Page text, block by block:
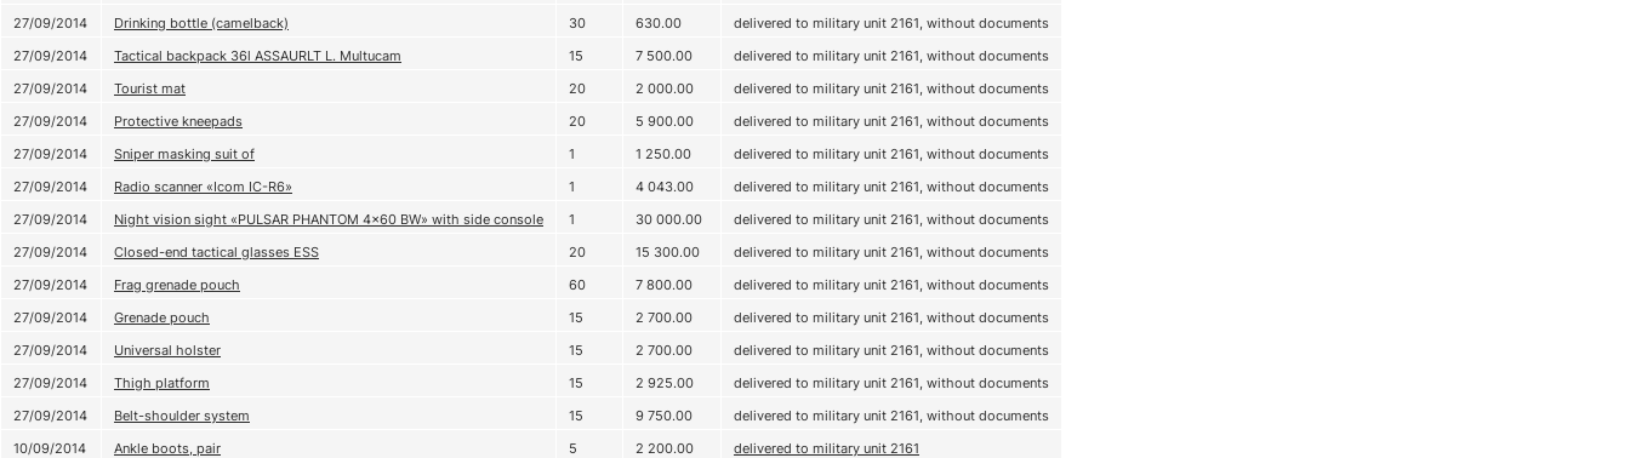
27/09/2014
Drinking bottle (camelback) 30 630.00
delivered to military unit 2161, without documents
27/09/2014
Tactical backpack 36l ASSAURLT L. Multucam 15 7 500.00
delivered to military unit 2161, without documents
27/09/2014
Tourist mat 20 2 000.00
delivered to military unit 2161, without documents
27/09/2014
Protective kneepads 20 5 900.00
delivered to military unit 2161, without documents
27/09/2014
Sniper masking suit of 1 1 250.00
delivered to military unit 2161, without documents
27/09/2014
Radio scanner «Icom IC-R6» 1 4 043.00
delivered to military unit 2161, without documents
27/09/2014
Night vision sight «PULSAR PHANTOM 4x60 BW» with side console 1 30 000.00
delivered to military unit 2161, without documents
27/09/2014
Closed-end tactical glasses ESS 20 15 300.00
delivered to military unit 2161, without documents
27/09/2014
Frag grenade pouch 60 7 800.00
delivered to military unit 2161, without documents
27/09/2014
Grenade pouch 15 2 700.00
delivered to military unit 2161, without documents
27/09/2014
Universal holster 15 2 700.00
delivered to military unit 2161, without documents
27/09/2014
Thigh platform 15 2 925.00
delivered to military unit 2161, without documents
27/09/2014
Belt-shoulder system 15 9 750.00
delivered to military unit 2161, without documents
10/09/2014
Ankle boots, pair 5 2 200.00
delivered to military unit 2161